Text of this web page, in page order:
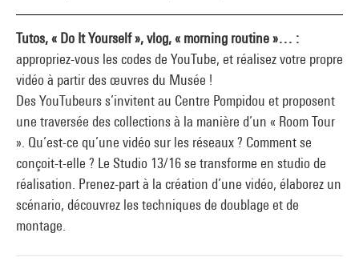
Tutos, « Do It Yourself », vlog, « morning routine »… :
appropriez-vous les codes de YouTube, et réalisez votre propre
vidéo à partir des œuvres du Musée !
Des YouTubeurs s’invitent au Centre Pompidou et proposent
une traversée des collections à la manière d’un « Room Tour
». Qu’est-ce qu’une vidéo sur les réseaux ? Comment se
conçoit-t-elle ? Le Studio 13/16 se transforme en studio de
réalisation. Prenez-part à la création d’une vidéo, élaborez un
scénario, découvrez les techniques de doublage et de
montage.